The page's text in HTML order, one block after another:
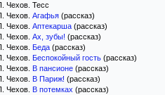
Чехов. Тесс
Чехов. Агафья (рассказ)
Чехов. Аптекарша (рассказ)
Чехов. Ах, зубы! (рассказ)
Чехов. Беда (рассказ)
Чехов. Беспокойный гость (рассказ)
Чехов. В пансионе (рассказ)
Чехов. В Париж! (рассказ)
Чехов. В потемках (рассказ)